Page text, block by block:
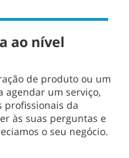
ao nível
de produto ou um
agendar um serviço,
profissionais da
às suas perguntas e
o seu negócio.